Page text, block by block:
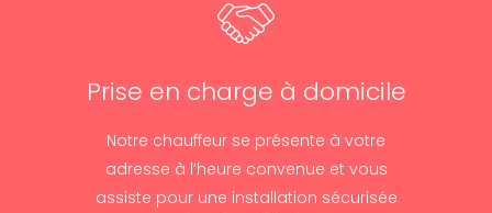
Prise en charge à domicile
Notre chauffeur se présente à votre
adresse à l’heure convenue et vous
assiste pour une installation sécurisée